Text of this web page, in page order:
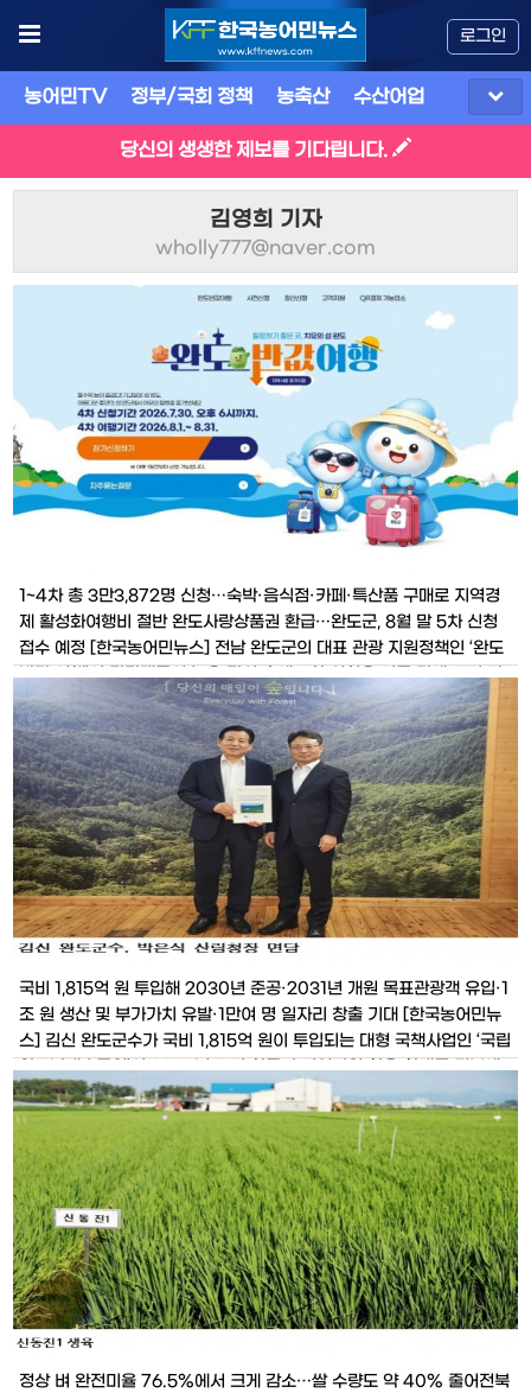
로그인
농어민TV 정부/국회 정책 농축산 수산어업
당신의 생생한 제보를 기다립니다.
김영희 기자
wholly777@naver.com
1~4차 총 3만3,872명 신청…숙박·음식점·카페·특산품 구매로 지역경
제 활성화여행비 절반 완도사랑상품권 환급…완도군, 8월 말 5차 신청
접수 예정 [한국농어민뉴스] 전남 완도군의 대표 관광 지원정책인 ‘완도
반값 여행’이 관광객들의 높은 관심 속에 4차 신청을 이틀 만에 조기 마
감했다. 1차부터 4차까지 총 3만3,872명이 신청했으며, 관광객들의 숙
박과 음식점·카페 이용, 특산품 구매 등을 통해 약 42억 원의 지
국비 1,815억 원 투입해 2030년 준공·2031년 개원 목표관광객 유입·1
조 원 생산 및 부가가치 유발·1만여 명 일자리 창출 기대 [한국농어민뉴
스] 김신 완도군수가 국비 1,815억 원이 투입되는 대형 국책사업인 ‘국립
완도난대수목원’의 2026년 조기 착공과 지역자원 활용 확대를 정부에
공식 건의했다. 김신 군수는 8월 3일 정부대전청사를 방문해 박은식 산
림청장과 면담을 갖고 국립완도난대수목원 조성사업의 신속
정상 벼 완전미율 76.5%에서 크게 감소…쌀 수량도 약 40% 줄어전북